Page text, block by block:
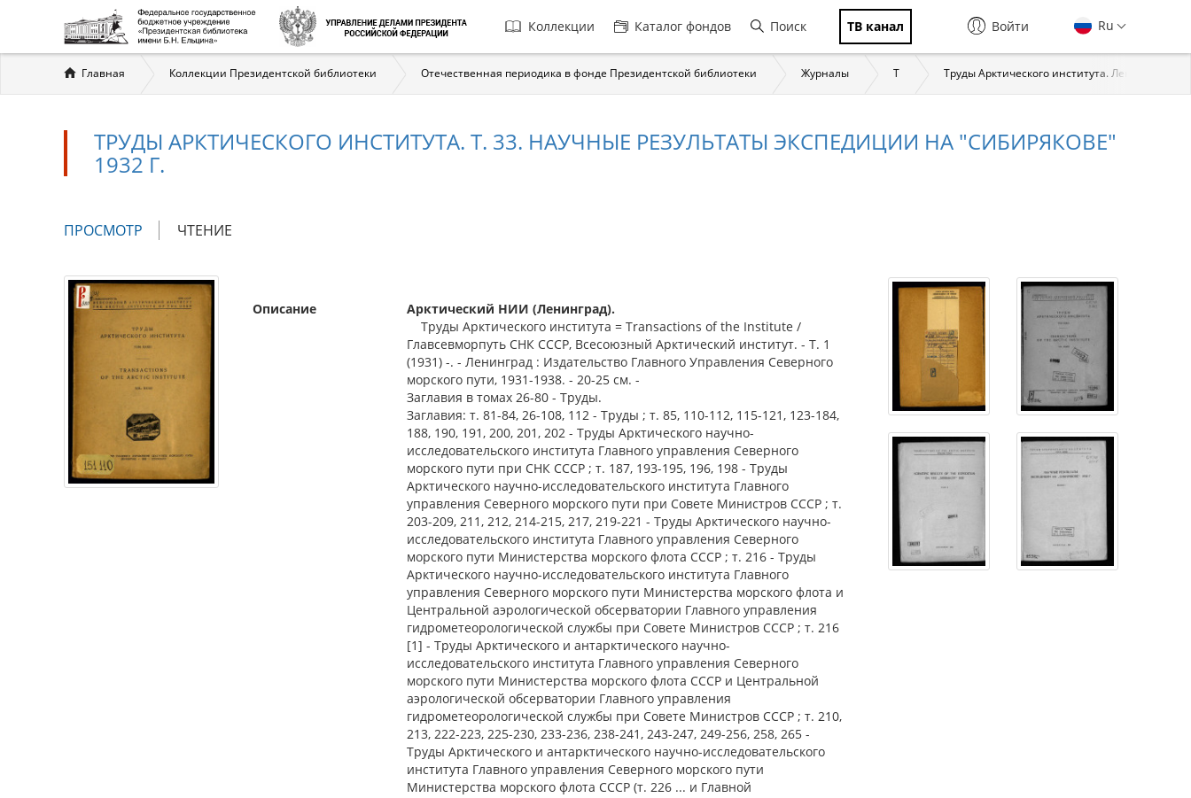
Главная
навигация
Коллекции Каталог фондов Поиск ТВ канал Ru
Войти
Вы
здесь
Главная Коллекции Президентской библиотеки Отечественная периодика в фонде Президентской библиотеки Журналы Т Труды Арктического института. Ленинград,
ТРУДЫ АРКТИЧЕСКОГО ИНСТИТУТА. Т. 33. НАУЧНЫЕ РЕЗУЛЬТАТЫ ЭКСПЕДИЦИИ НА "СИБИРЯКОВЕ"
1932 Г.
Главные
ПРОСМОТР (АКТИВНАЯ
ЧТЕНИЕ
Описание
Арктический НИИ (Ленинград).
Труды Арктического института = Transactions of the Institute /
Главсевморпуть СНК СССР, Всесоюзный Арктический институт. - Т. 1
(1931) -. - Ленинград : Издательство Главного Управления Северного
морского пути, 1931-1938. - 20-25 см. -
Заглавия в томах 26-80 - Труды.
Заглавия: т. 81-84, 26-108, 112 - Труды ; т. 85, 110-112, 115-121, 123-184,
188, 190, 191, 200, 201, 202 - Труды Арктического научно-
исследовательского института Главного управления Северного
морского пути при СНК СССР ; т. 187, 193-195, 196, 198 - Труды
Арктического научно-исследовательского института Главного
управления Северного морского пути при Совете Министров СССР ; т.
203-209, 211, 212, 214-215, 217, 219-221 - Труды Арктического научно-
исследовательского института Главного управления Северного
морского пути Министерства морского флота СССР ; т. 216 - Труды
Арктического научно-исследовательского института Главного
управления Северного морского пути Министерства морского флота и
Центральной аэрологической обсерватории Главного управления
гидрометеорологической службы при Совете Министров СССР ; т. 216
[1] - Труды Арктического и антарктического научно-
исследовательского института Главного управления Северного
морского пути Министерства морского флота СССР и Центральной
аэрологической обсерватории Главного управления
гидрометеорологической службы при Совете Министров СССР ; т. 210,
213, 222-223, 225-230, 233-236, 238-241, 243-247, 249-256, 258, 265 -
Труды Арктического и антарктического научно-исследовательского
института Главного управления Северного морского пути
Министерства морского флота СССР (т. 226 ... и Главной